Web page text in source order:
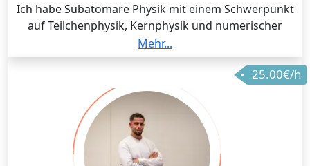
Ich habe Subatomare Physik mit einem Schwerpunkt
auf Teilchenphysik, Kernphysik und numerischer
Analyse studiert. Dieses Studium hat meine
analytischen und problemlösenden Fähigkeiten
geschärft, wodurch ich komplexe mathematische
Konzepte klar und strukturiert vermitteln kann.
Zudem hilft mir meine Erfahrung in Datenanalyse
und wissenschaftlichem Arbeiten, den Schülern ein
fundiertes und logisches Verständnis der
Mathematik zu vermitteln.
Mehr...
25.00€/h